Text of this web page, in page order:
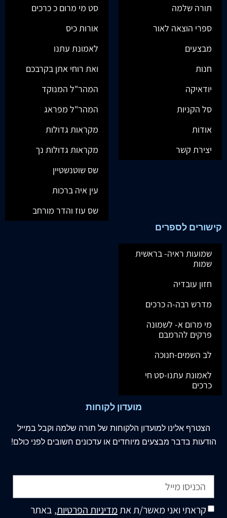
תורה שלמה
ספרי הוצאה לאור
מבצעים
חנות
יודאיקה
סל הקניות
אודות
יצירת קשר
סט מי מרום כ כרכים
אורות כיס
לאמונת עתנו
ואת רוחי אתן בקרבכם
המהר"ל המנוקד
המהר"ל מפראג
מקראות גדולות
מקראות גדולות נך
שס שוטנשטיין
עין איה ברכות
שס עוז והדר מורחב
קישורים לספרים
שמועות ראיה- בראשית
שמות
חזון עובדיה
מדרש רבה-ה כרכים
מי מרום א- לשמונה
פרקים להרמבם
לב השמים-חנוכה
לאמונת עתנו-סט חי
כרכים
מועדון לקוחות
הצטרף אלינו למועדון הלקוחות של תורה שלמה וקבל במייל
הודעות בדבר מבצעים מיוחדים או עדכונים חשובים לפני כולם!
קראתי ואני מאשר/ת אתמדיניות הפרטיות, באתר